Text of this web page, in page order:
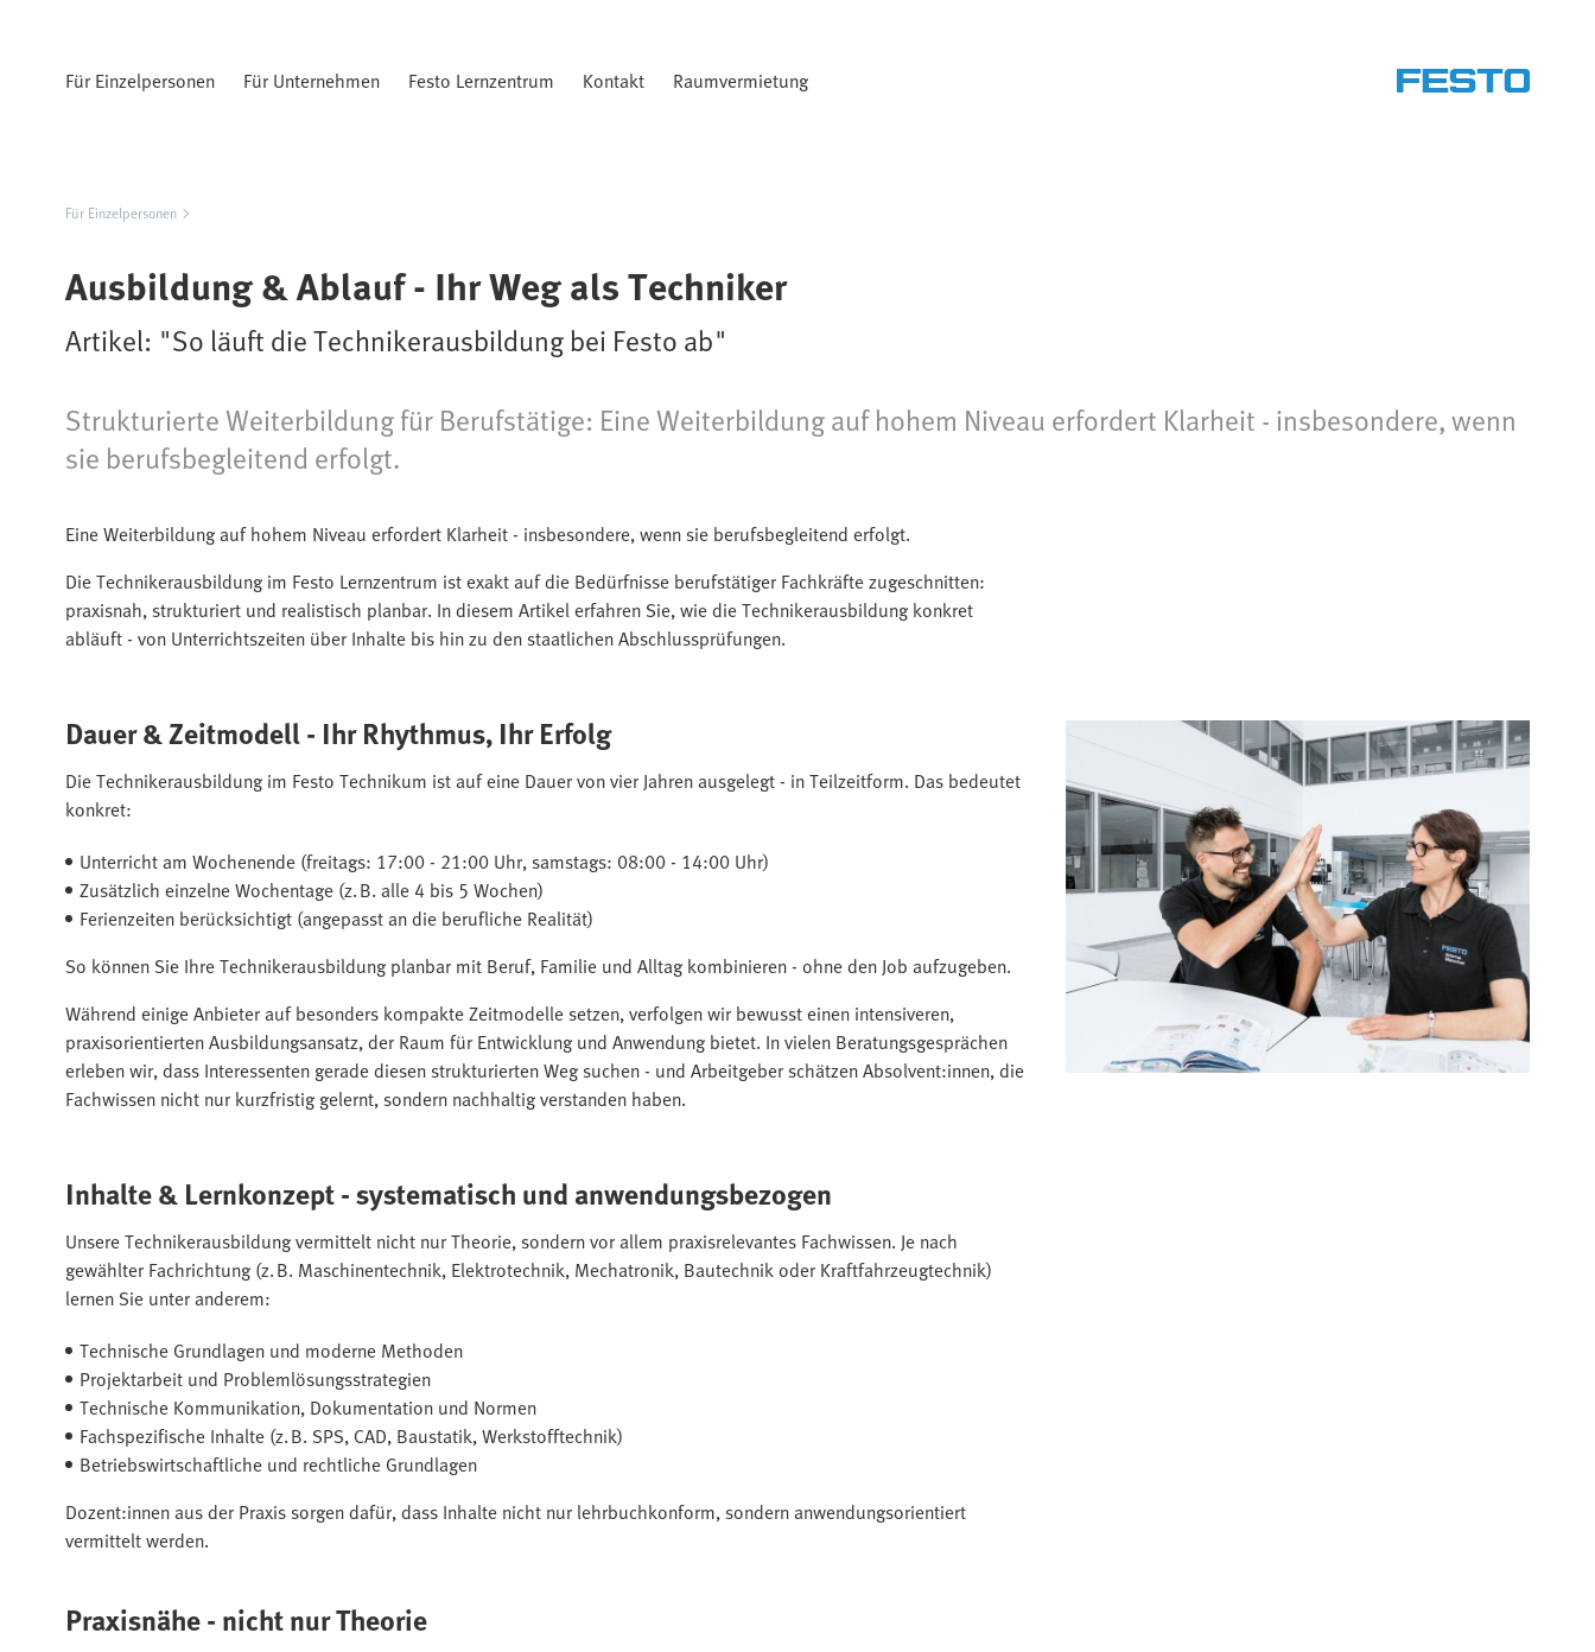
Für Einzelpersonen Für Unternehmen Festo Lernzentrum Kontakt Raumvermietung
Für Einzelpersonen
Ausbildung & Ablauf - Ihr Weg als Techniker
Artikel: "So läuft die Technikerausbildung bei Festo ab"
Strukturierte Weiterbildung für Berufstätige: Eine Weiterbildung auf hohem Niveau erfordert Klarheit - insbesondere, wenn
sie berufsbegleitend erfolgt.
Eine Weiterbildung auf hohem Niveau erfordert Klarheit - insbesondere, wenn sie berufsbegleitend erfolgt.
Die Technikerausbildung im Festo Lernzentrum ist exakt auf die Bedürfnisse berufstätiger Fachkräfte zugeschnitten:
praxisnah, strukturiert und realistisch planbar. In diesem Artikel erfahren Sie, wie die Technikerausbildung konkret
abläuft - von Unterrichtszeiten über Inhalte bis hin zu den staatlichen Abschlussprüfungen.
Dauer & Zeitmodell - Ihr Rhythmus, Ihr Erfolg
Die Technikerausbildung im Festo Technikum ist auf eine Dauer von vier Jahren ausgelegt - in Teilzeitform. Das bedeutet
konkret:
Unterricht am Wochenende (freitags: 17:00 - 21:00 Uhr, samstags: 08:00 - 14:00 Uhr)
Zusätzlich einzelne Wochentage (z. B. alle 4 bis 5 Wochen)
Ferienzeiten berücksichtigt (angepasst an die berufliche Realität)
So können Sie Ihre Technikerausbildung planbar mit Beruf, Familie und Alltag kombinieren - ohne den Job aufzugeben.
Während einige Anbieter auf besonders kompakte Zeitmodelle setzen, verfolgen wir bewusst einen intensiveren,
praxisorientierten Ausbildungsansatz, der Raum für Entwicklung und Anwendung bietet. In vielen Beratungsgesprächen
erleben wir, dass Interessenten gerade diesen strukturierten Weg suchen - und Arbeitgeber schätzen Absolvent:innen, die
Fachwissen nicht nur kurzfristig gelernt, sondern nachhaltig verstanden haben.
Inhalte & Lernkonzept - systematisch und anwendungsbezogen
Unsere Technikerausbildung vermittelt nicht nur Theorie, sondern vor allem praxisrelevantes Fachwissen. Je nach
gewählter Fachrichtung (z. B. Maschinentechnik, Elektrotechnik, Mechatronik, Bautechnik oder Kraftfahrzeugtechnik)
lernen Sie unter anderem:
Technische Grundlagen und moderne Methoden
Projektarbeit und Problemlösungsstrategien
Technische Kommunikation, Dokumentation und Normen
Fachspezifische Inhalte (z. B. SPS, CAD, Baustatik, Werkstofftechnik)
Betriebswirtschaftliche und rechtliche Grundlagen
Dozent:innen aus der Praxis sorgen dafür, dass Inhalte nicht nur lehrbuchkonform, sondern anwendungsorientiert
vermittelt werden.
Praxisnähe - nicht nur Theorie